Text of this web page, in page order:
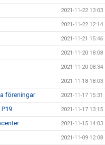
2021-11-22 13:03
2021-11-22 12:14
2021-11-21 15:46
2021-11-20 18:08
2021-11-20 08:34
2021-11-18 18:03
föreningar 2021-11-17 15:31
2021-11-17 13:15
2021-11-15 14:03
2021-11-09 12:08